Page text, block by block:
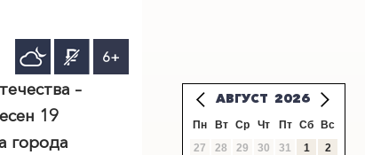
–
19
города
6+
АВГУСТ 2026
Пн Вт Ср Чт Пт Сб
Вс
27
28 29 30 31 1
2